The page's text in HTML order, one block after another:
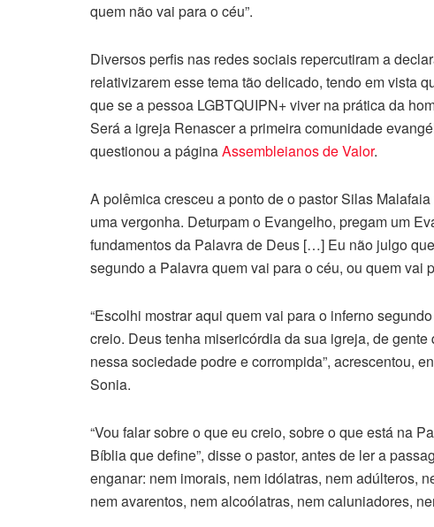
quem não vai para o céu”.
Diversos perfis nas redes sociais repercutiram a
relativizarem esse tema tão delicado, tendo em vista
que se a pessoa LGBTQUIPN+ viver na prática da
Será a igreja Renascer a primeira comunidade
questionou a páginaAssembleianos de Valor.
A polêmica cresceu a ponto de o pastor Silas
uma vergonha. Deturpam o Evangelho, pregam um
fundamentos da Palavra de Deus […] Eu não julgo
segundo a Palavra quem vai para o céu, ou quem vai
“Escolhi mostrar aqui quem vai para o inferno
creio. Deus tenha misericórdia da sua igreja, de
nessa sociedade podre e corrompida”, acrescentou,
Sonia.
“Vou falar sobre o que eu creio, sobre o que está na
Bíblia que define”, disse o pastor, antes de ler a
enganar: nem imorais, nem idólatras, nem adúlteros,
nem avarentos, nem alcoólatras, nem caluniadores,